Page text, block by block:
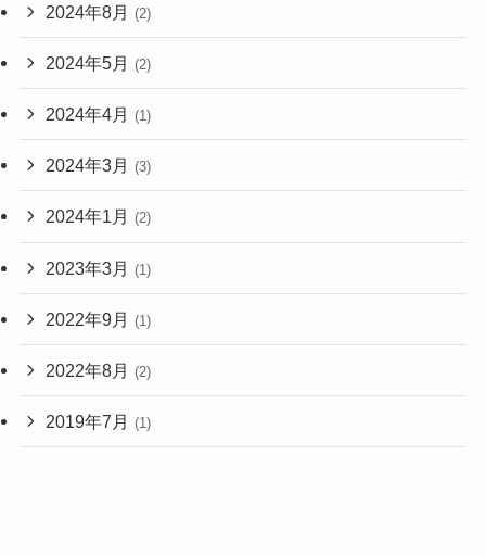
2024年8月 (2)
2024年5月 (2)
2024年4月 (1)
2024年3月 (3)
2024年1月 (2)
2023年3月 (1)
2022年9月 (1)
2022年8月 (2)
2019年7月 (1)